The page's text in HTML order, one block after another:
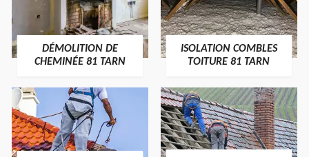
DÉMOLITION DE
CHEMINÉE 81 TARN
ISOLATION COMBLES
TOITURE 81 TARN